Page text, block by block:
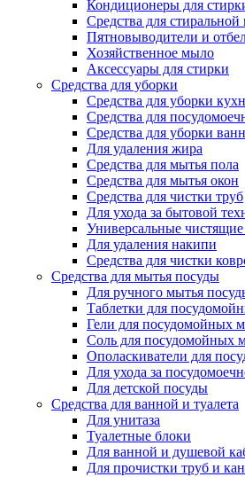
Кондиционеры для
Средства для
Пятновыводители и
Хозяйственное мыло
Аксессуары для стирки
Средства для уборки
Средства для уборки
Средства для
Средства для уборки
Для удаления жира
Средства для мытья пола
Средства для мытья окон
Средства для чистки труб
Для ухода за бытовой
Универсальные чистящие
Для удаления накипи
Средства для чистки
Средства для мытья посуды
Для ручного мытья
Таблетки для
Гели для посудомойных
Соль для посудомойных
Ополаскиватели для
Для ухода за
Для детской посуды
Средства для ванной и туалета
Для унитаза
Туалетные блоки
Для ванной и душевой
Для прочистки труб и